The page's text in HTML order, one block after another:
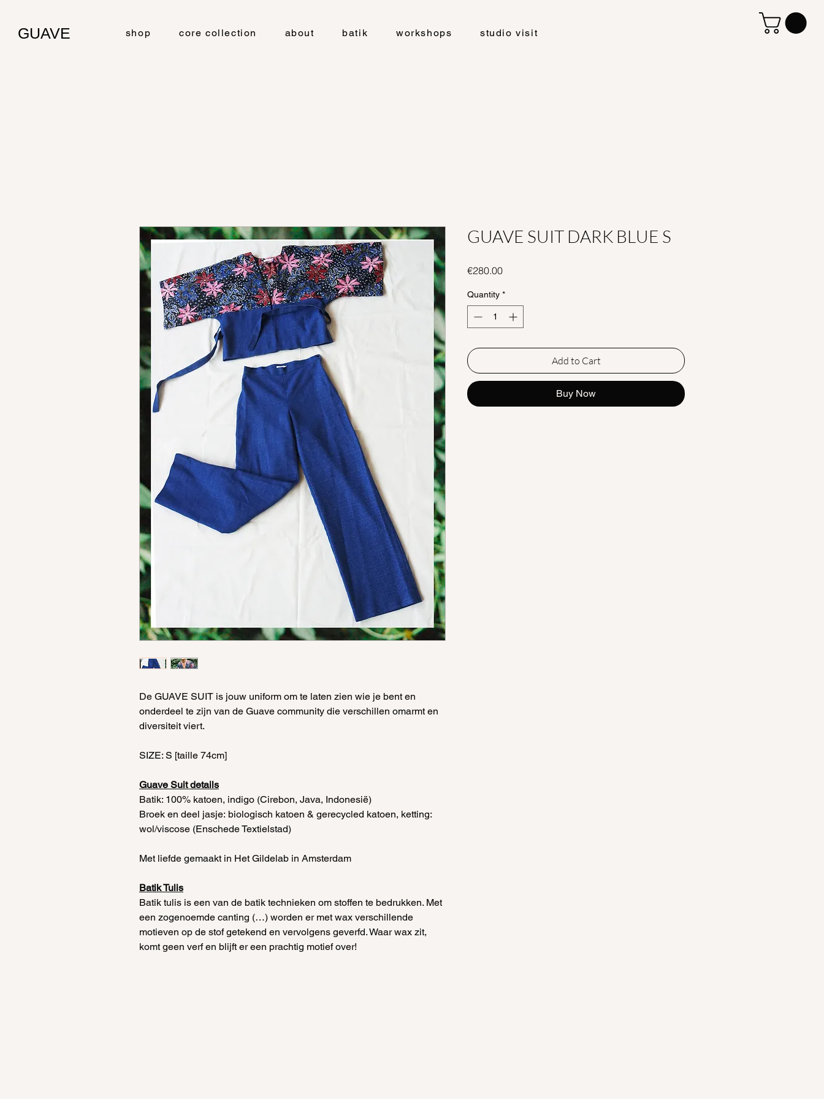
GUAVE shop core collection about batik workshops studio visit
De GUAVE SUIT is jouw uniform om te laten zien wie je bent en
onderdeel te zijn van de Guave community die verschillen omarmt en
diversiteit viert.
SIZE: S [taille 74cm]
Guave Suit details
Batik: 100% katoen, indigo (Cirebon, Java, Indonesië)
Broek en deel jasje: biologisch katoen & gerecycled katoen, ketting:
wol/viscose (Enschede Textielstad)
Met liefde gemaakt in Het Gildelab in Amsterdam
Batik Tulis
Batik tulis is een van de batik technieken om stoffen te bedrukken. Met
een zogenoemde canting (…) worden er met wax verschillende
motieven op de stof getekend en vervolgens geverfd. Waar wax zit,
komt geen verf en blijft er een prachtig motief over!
GUAVE SUIT DARK BLUE S
€280.00Price
Quantity *
Add to Cart
Buy Now